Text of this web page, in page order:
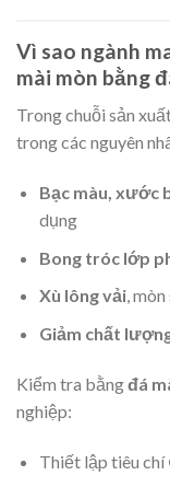
Vì sao ngành
mài mòn bằng
Trong chuỗi sản
trong các nguyên
Bạc màu, xước
dụng
Bong tróc lớp
Xù lông vải,
Giảm chất
Kiểm tra bằngđá
nghiệp:
Thiết lập tiêu chí